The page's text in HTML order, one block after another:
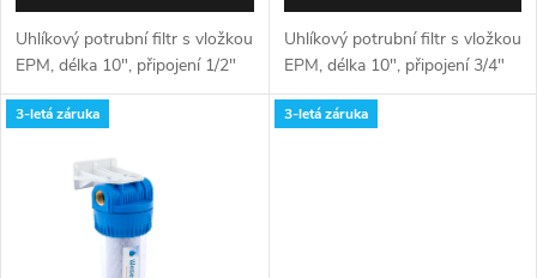
u
k
t
u
k
Uhlíkový potrubní filtr s vložkou
EPM, délka 10", připojení 1/2"
Uhlíkový potrubní filtr s vložkou
EPM, délka 10", připojení 3/4"
3-letá záruka 3-letá záruka